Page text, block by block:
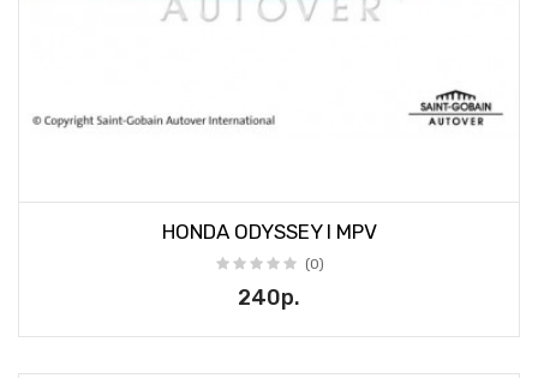
HONDA ODYSSEY I MPV
(0)
240р.